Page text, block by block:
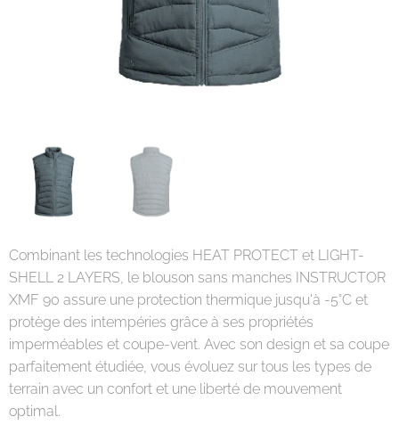
Combinant les technologies HEAT PROTECT et LIGHT-
SHELL 2 LAYERS, le blouson sans manches INSTRUCTOR
XMF 90 assure une protection thermique jusqu'à -5°C et
protège des intempéries grâce à ses propriétés
imperméables et coupe-vent. Avec son design et sa coupe
parfaitement étudiée, vous évoluez sur tous les types de
terrain avec un confort et une liberté de mouvement
optimal.